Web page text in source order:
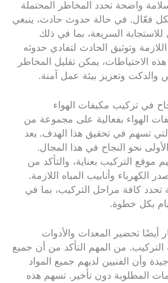
واضحة تحدد المخاطر المحتملة
فعّال. في حالة حدوث حادث، ينبغي
السريعة، بما في ذلك
وتوثيق الحادث لتفادي حدوثه
الاحتياطات، يمكن تقليل المخاطر
والدكت وتعزيز بيئة عمل آمنة.
في تركيب مكيفات الهواء
الهواء بفعالية على مجموعة من
التي تسهم في تحقيق هذا الهدف. يعد
نحو النجاح في هذا المجال.
موقع التركيب بعناية، والتأكد من
الكهرباء وأنابيب المياه اللازمة.
كافة مراحل التركيب، بما في
بكل خطوة.
أيضًا تحضير المعدات والأدوات
التركيب. من المهم التأكد من أن جميع
وأن الفنيين لديهم جميع المواد
المطلوبة دون تأخير. تسهم هذه